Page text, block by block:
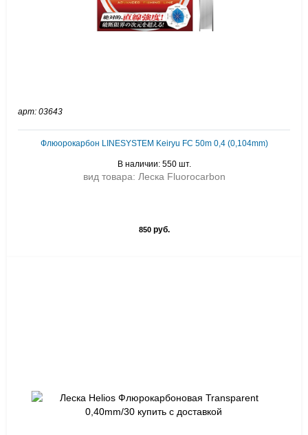
арт: 03643
Флюорокарбон LINESYSTEM Keiryu FC 50m 0,4 (0,104mm)
В наличии: 550 шт.
вид товара: Леска Fluorocarbon
850руб.